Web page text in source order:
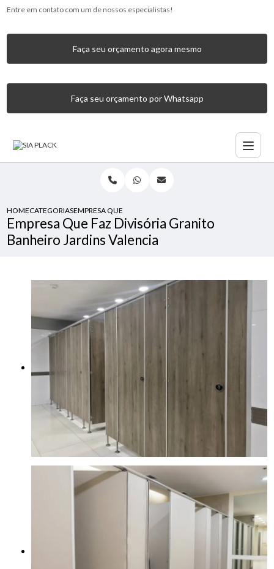
Entre em contato com um de nossos especialistas!
Faça seu orçamento agora mesmo
Faça seu orçamento por Whatsapp
HOMECATEGORIASEMPRESA QUE FAZ DIVISÓRIA GRANITO BANHEIRO
Empresa Que Faz Divisória Granito
Banheiro Jardins Valencia